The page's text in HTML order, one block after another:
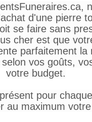
d'une pierre
se faire sans
cher est que
parfaitement la
vos goûts,
votre budget.
pour
au maximum